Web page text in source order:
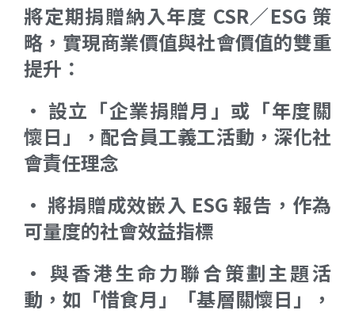
將定期捐贈納入年度 CSR／ESG 策
略，實現商業價值與社會價值的雙重
提升：
• 設立「企業捐贈月」或「年度關
懷日」，配合員工義工活動，深化社
會責任理念
• 將捐贈成效嵌入 ESG 報告，作為
可量度的社會效益指標
• 與香港生命力聯合策劃主題活
動，如「惜食月」「基層關懷日」，